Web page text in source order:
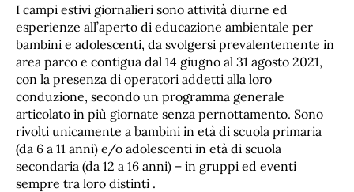
I campi estivi giornalieri sono attività diurne ed
esperienze all’aperto di educazione ambientale per
bambini e adolescenti, da svolgersi prevalentemente in
area parco e contigua dal 14 giugno al 31 agosto 2021,
con la presenza di operatori addetti alla loro
conduzione, secondo un programma generale
articolato in più giornate senza pernottamento. Sono
rivolti unicamente a bambini in età di scuola primaria
(da 6 a 11 anni) e/o adolescenti in età di scuola
secondaria (da 12 a 16 anni) – in gruppi ed eventi
sempre tra loro distinti .